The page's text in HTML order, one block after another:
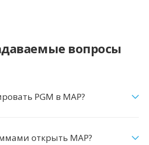
вопросы
PGM в MAP?
открыть MAP?